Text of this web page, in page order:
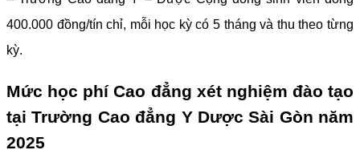
400.000 đồng/tín chỉ, mỗi học kỳ có 5 tháng và thu theo từng
kỳ.
Mức học phí Cao đẳng xét nghiệm đào tạo
tại Trường Cao đẳng Y Dược Sài Gòn năm
2025